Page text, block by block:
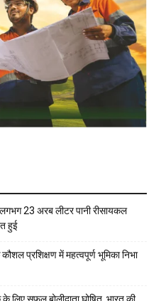
23 अरब लीटर पानी रीसायकल
हुई
प्रशिक्षण में महत्वपूर्ण भूमिका निभा